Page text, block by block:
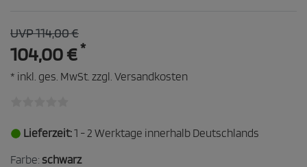
UVP 114,00 €
104,00 €*
* inkl. ges. MwSt. zzgl. Versandkosten
Lieferzeit:1 - 2 Werktage innerhalb Deutschlands
Farbe: schwarz